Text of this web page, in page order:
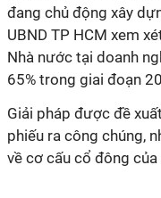
đang chủ động xây
UBND TP HCM xem
Nhà nước tại doanh
65% trong giai đoạn
Giải pháp được đề
phiếu ra công chúng,
về cơ cấu cổ đông